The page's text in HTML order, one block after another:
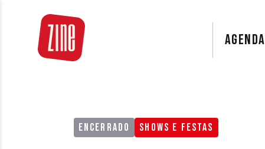
AGENDA
ENCERRADO SHOWS E FESTAS